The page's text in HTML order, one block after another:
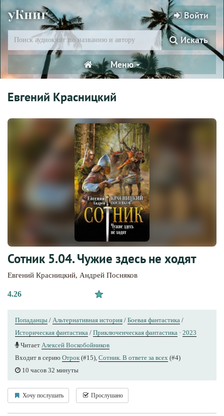
уКниг Войти
Искать
Меню
Евгений Красницкий
Сотник 5.04. Чужие здесь не ходят
Евгений Красницкий, Андрей Посняков
4.26
Попаданцы / Альтернативная история / Боевая фантастика /
Историческая фантастика / Приключенческая фантастика · 2023
Читает Алексей Воскобойников
Входит в серию Отрок (#15), Сотник. В ответе за всех (#4)
10 часов 32 минуты
Хочу послушать Прослушано